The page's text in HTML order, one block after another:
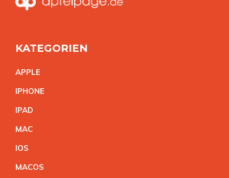
KATEGORIEN
APPLE
IPHONE
IPAD
MAC
IOS
MACOS